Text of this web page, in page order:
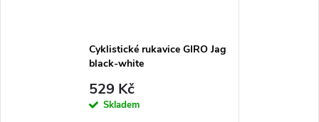
Cyklistické rukavice GIRO Jag
black-white
529 Kč
Skladem